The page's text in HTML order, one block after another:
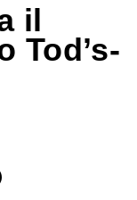
il
Tod’s-